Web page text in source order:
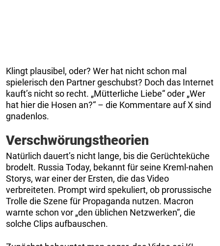
Klingt plausibel, oder? Wer hat nicht schon mal
spielerisch den Partner geschubst? Doch das Internet
kauft’s nicht so recht. „Mütterliche Liebe“ oder „Wer
hat hier die Hosen an?“ – die Kommentare auf X sind
gnadenlos.
Verschwörungstheorien
Natürlich dauert’s nicht lange, bis die Gerüchteküche
brodelt. Russia Today, bekannt für seine Kreml-nahen
Storys, war einer der Ersten, die das Video
verbreiteten. Prompt wird spekuliert, ob prorussische
Trolle die Szene für Propaganda nutzen. Macron
warnte schon vor „den üblichen Netzwerken“, die
solche Clips aufbauschen.